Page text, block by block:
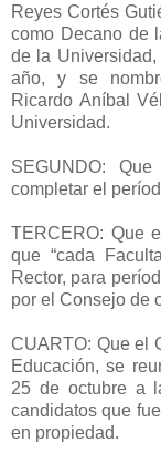
Reyes Cortés
como Decano de
de la
año, y se
Ricardo Aníbal
Universidad.
SEGUNDO:
completar el
TERCERO: Que
que “cada
Rector, para
por el Consejo de
CUARTO: Que el
Educación, se
25 de octubre a
candidatos que
en propiedad.